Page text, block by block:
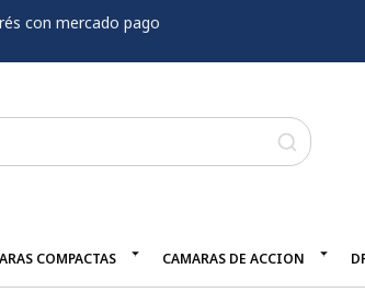
con mercado pago
COMPACTAS CAMARAS DE ACCION